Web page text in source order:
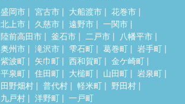
盛岡市 宮古市 大船渡市
花巻市
北上市
久慈市 遠野市
一関市
陸前高田市
釜石市 二戸市
八幡平市
奥州市
滝沢市 雫石町 葛巻町
岩手町
紫波町
矢巾町 西和賀町
金ケ崎町
平泉町
住田町 大槌町 山田町
岩泉町
田野畑村
普代村 軽米町
野田村
九戸村
洋野町 一戸町